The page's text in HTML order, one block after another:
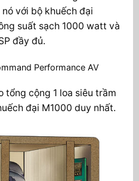
với bộ khuếch đại
suất sạch 1000 watt và
đầy đủ.
tổng cộng 1 loa siêu trầm
đại M1000 duy nhất.